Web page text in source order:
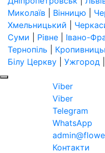
Миколаїв
Вінницю
Хмельницький
Суми
Рівне Івано-
Тернопіль
Білу Церкву
Ужгород
Viber
Viber
Telegram
WhatsApp
Контакти